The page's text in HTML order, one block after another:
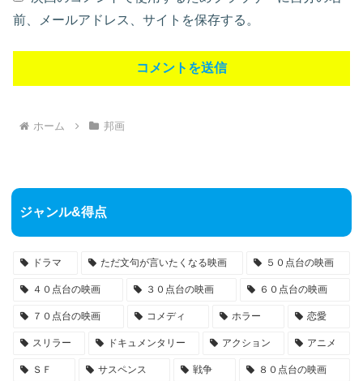
前、メールアドレス、サイトを保存する。
ホーム 邦画
ジャンル&得点
ドラマ ただ文句が言いたくなる映画 ５０点台の映画
４０点台の映画 ３０点台の映画 ６０点台の映画
７０点台の映画 コメディ ホラー 恋愛
スリラー ドキュメンタリー アクション アニメ
ＳＦ サスペンス 戦争 ８０点台の映画